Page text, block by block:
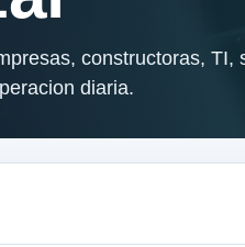
constructoras, TI,
diaria.